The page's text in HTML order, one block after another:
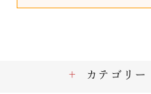
カテゴリー